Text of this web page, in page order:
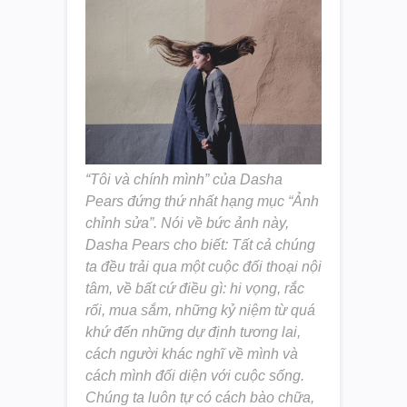
“Tôi và chính mình” của Dasha
Pears đứng thứ nhất hạng mục “Ảnh
chỉnh sửa”. Nói về bức ảnh này,
Dasha Pears cho biết: Tất cả chúng
ta đều trải qua một cuộc đối thoại nội
tâm, về bất cứ điều gì: hi vọng, rắc
rối, mua sắm, những kỷ niệm từ quá
khứ đến những dự định tương lai,
cách người khác nghĩ về mình và
cách mình đối diện với cuộc sống.
Chúng ta luôn tự có cách bào chữa,